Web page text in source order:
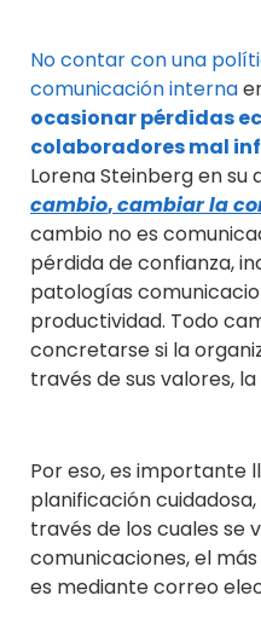
No contar con una
comunicación interna
ocasionar pérdidas
colaboradores mal
Lorena Steinberg en su
cambio,cambiar la
cambio no es
pérdida de confianza,
patologías
productividad. Todo
concretarse si la
través de sus valores,
Por eso, es importante
planificación
través de los cuales se
comunicaciones, el
es mediante correo